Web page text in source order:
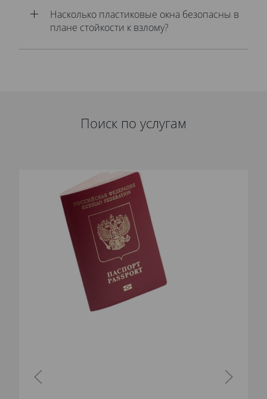
Насколько пластиковые окна безопасны в
плане стойкости к взлому?
Поиск по услугам